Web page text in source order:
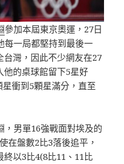
參加本屆東京奧運，27日
每一局都堅持到最後一
灣，因此不少網友在27
他的桌球館留下5星好
衝到5顆星滿分，直至
，男單16強戰面對埃及的
在盤數2比3落後追平，
以3比4(8比11、11比